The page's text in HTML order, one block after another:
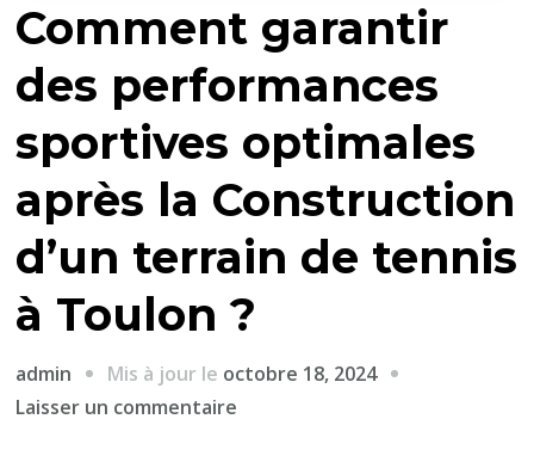
Comment garantir
des performances
sportives optimales
après la Construction
d’un terrain de tennis
à Toulon ?
admin Mis à jour le octobre 18, 2024
Laisser un commentaire